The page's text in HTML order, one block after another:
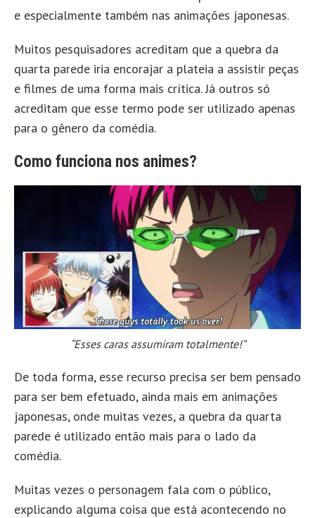
e especialmente também nas animações japonesas.
Muitos pesquisadores acreditam que a quebra da
quarta parede iria encorajar a plateia a assistir peças
e filmes de uma forma mais crítica. Já outros só
acreditam que esse termo pode ser utilizado apenas
para o gênero da comédia.
Como funciona nos animes?
“Esses caras assumiram totalmente!”
De toda forma, esse recurso precisa ser bem pensado
para ser bem efetuado, ainda mais em animações
japonesas, onde muitas vezes, a quebra da quarta
parede é utilizado então mais para o lado da
comédia.
Muitas vezes o personagem fala com o público,
explicando alguma coisa que está acontecendo no